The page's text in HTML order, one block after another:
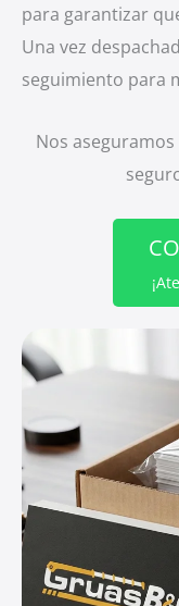
para garantizar
Una vez
seguimiento para
Nos